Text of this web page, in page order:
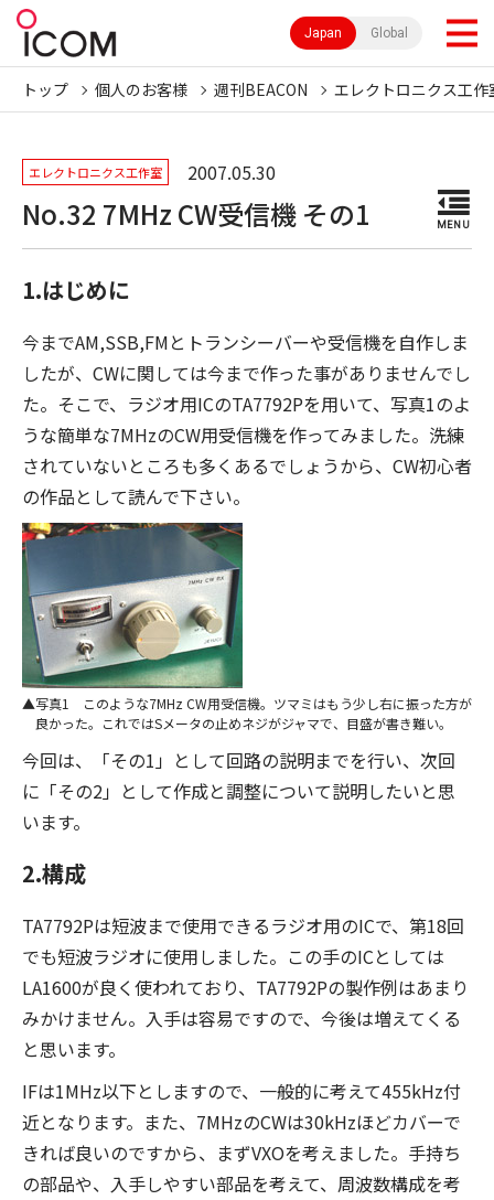
Japan Global
トップ 個人のお客様 週刊BEACON エレクトロニクス工作
エレクトロニクス工作室 2007.05.30
No.32 7MHz CW受信機 その1 MENU
1.はじめに
今までAM,SSB,FMとトランシーバーや受信機を自作しま
したが、CWに関しては今まで作った事がありませんでし
た。そこで、ラジオ用ICのTA7792Pを用いて、写真1のよ
うな簡単な7MHzのCW用受信機を作ってみました。洗練
されていないところも多くあるでしょうから、CW初心者
の作品として読んで下さい。
写真1 このような7MHz CW用受信機。ツマミはもう少し右に振った方が
良かった。これではSメータの止めネジがジャマで、目盛が書き難い。
今回は、「その1」として回路の説明までを行い、次回
に「その2」として作成と調整について説明したいと思
います。
2.構成
TA7792Pは短波まで使用できるラジオ用のICで、第18回
でも短波ラジオに使用しました。この手のICとしては
LA1600が良く使われており、TA7792Pの製作例はあまり
みかけません。入手は容易ですので、今後は増えてくる
と思います。
IFは1MHz以下としますので、一般的に考えて455kHz付
近となります。また、7MHzのCWは30kHzほどカバーで
きれば良いのですから、まずVXOを考えました。手持ち
の部品や、入手しやすい部品を考えて、周波数構成を考